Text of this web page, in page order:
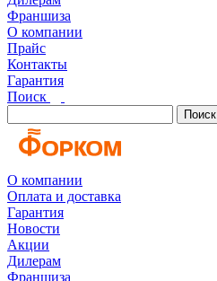
Франшиза
О компании
Прайс
Контакты
Гарантия
Поиск
Поиск
О компании
Оплата и доставка
Гарантия
Новости
Акции
Дилерам
Франшиза